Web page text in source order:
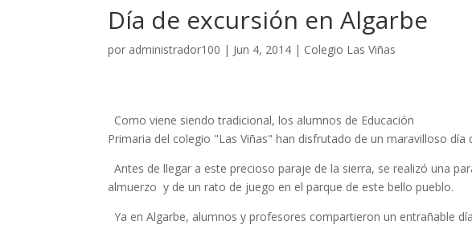
Día de excursión en Algarbe
por administrador100 | Jun 4, 2014 | Colegio Las Viñas
Como viene siendo tradicional, los alumnos de Educación
Primaria del colegio "Las Viñas" han disfrutado de un maravilloso día
Antes de llegar a este precioso paraje de la sierra, se realizó una
almuerzo y de un rato de juego en el parque de este bello pueblo.
Ya en Algarbe, alumnos y profesores compartieron un entrañable